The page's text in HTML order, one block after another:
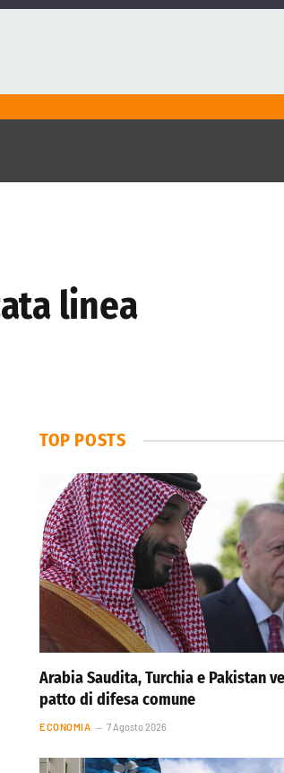
linea
TOP POSTS
Arabia Saudita, Turchia e Pakistan
patto di difesa comune
ECONOMIA 7 Agosto 2026